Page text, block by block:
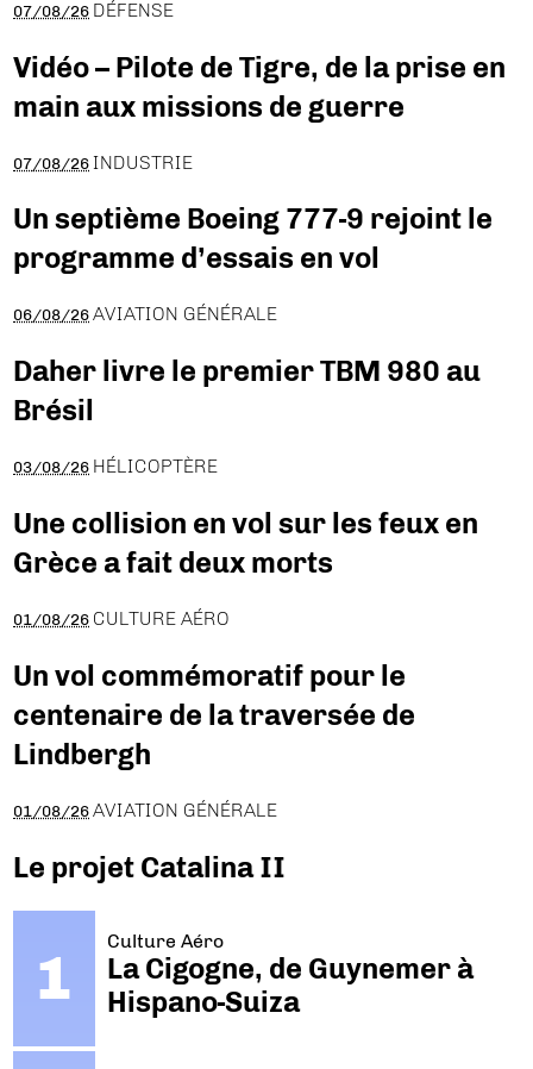
07/08/26 DÉFENSE
Vidéo – Pilote de Tigre, de la prise en
main aux missions de guerre
07/08/26 INDUSTRIE
Un septième Boeing 777-9 rejoint le
programme d’essais en vol
06/08/26 AVIATION GÉNÉRALE
Daher livre le premier TBM 980 au
Brésil
03/08/26 HÉLICOPTÈRE
Une collision en vol sur les feux en
Grèce a fait deux morts
01/08/26 CULTURE AÉRO
Un vol commémoratif pour le
centenaire de la traversée de
Lindbergh
01/08/26 AVIATION GÉNÉRALE
Le projet Catalina II
Culture Aéro
La Cigogne, de Guynemer à
Hispano-Suiza